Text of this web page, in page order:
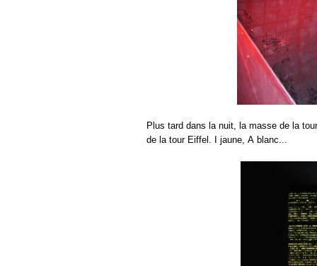
Plus tard dans la nuit, la masse de la
de la tour Eiffel. I jaune, A blanc...